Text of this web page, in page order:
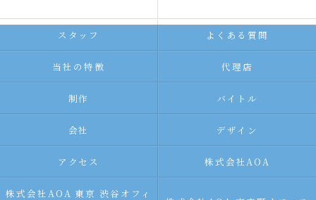
スタッフ よくある質問
当社の特徴 代理店
制作 バイトル
会社 デザイン
アクセス 株式会社AOA
株式会社AOA 東京 渋谷オフィ